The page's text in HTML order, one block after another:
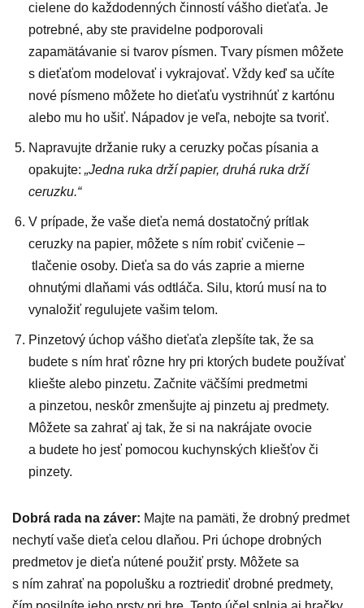
cielene do každodenných činností vášho dieťaťa. Je
potrebné, aby ste pravidelne podporovali
zapamätávanie si tvarov písmen. Tvary písmen môžete
s dieťaťom modelovať i vykrajovať. Vždy keď sa učíte
nové písmeno môžete ho dieťaťu vystrihnúť z kartónu
alebo mu ho ušiť. Nápadov je veľa, nebojte sa tvoriť.
Napravujte držanie ruky a ceruzky počas písania a
opakujte: „Jedna ruka drží papier, druhá ruka drží
ceruzku.“
V prípade, že vaše dieťa nemá dostatočný prítlak
ceruzky na papier, môžete s ním robiť cvičenie –
tlačenie osoby. Dieťa sa do vás zaprie a mierne
ohnutými dlaňami vás odtláča. Silu, ktorú musí na to
vynaložiť regulujete vašim telom.
Pinzetový úchop vášho dieťaťa zlepšíte tak, že sa
budete s ním hrať rôzne hry pri ktorých budete používať
kliešte alebo pinzetu. Začnite väčšími predmetmi
a pinzetou, neskôr zmenšujte aj pinzetu aj predmety.
Môžete sa zahrať aj tak, že si na nakrájate ovocie
a budete ho jesť pomocou kuchynských kliešťov či
pinzety.
Dobrá rada na záver: Majte na pamäti, že drobný predmet
nechytí vaše dieťa celou dlaňou. Pri úchope drobných
predmetov je dieťa nútené použiť prsty. Môžete sa
s ním zahrať na popolušku a roztriediť drobné predmety,